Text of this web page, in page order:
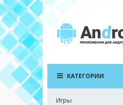
КАТЕГОРИИ
Игры